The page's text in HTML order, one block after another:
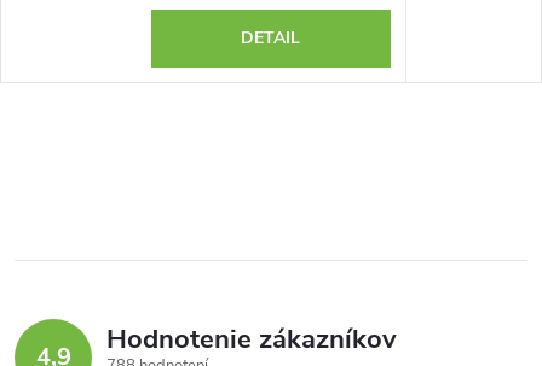
DETAIL
4,9 Hodnotenie zákazníkov